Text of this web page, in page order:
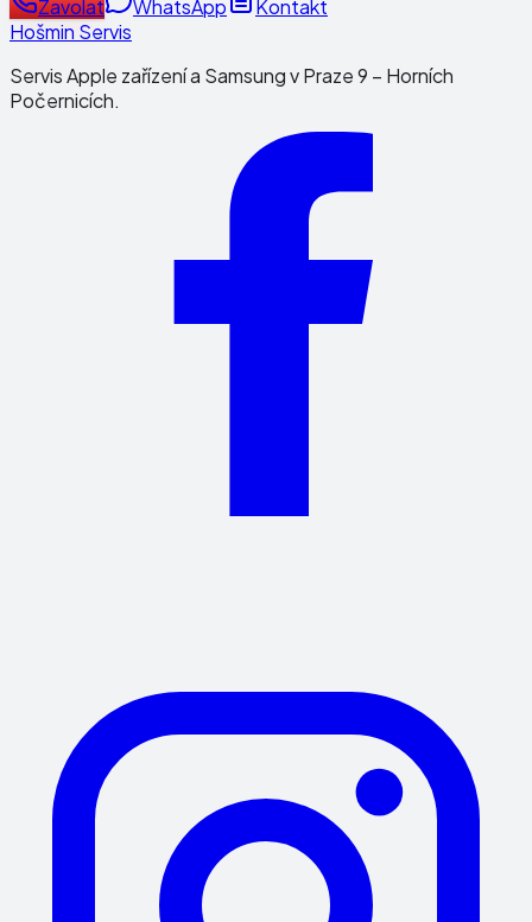
Zavolat WhatsApp
Kontakt
Hošmin Servis
Servis Apple zařízení a Samsung v Praze 9 – Horních
Počernicích.